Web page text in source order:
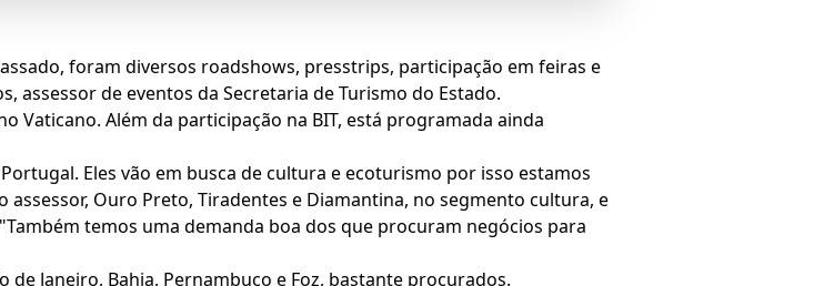
foram diversos roadshows, presstrips, participação em feiras e
assessor de eventos da Secretaria de Turismo do Estado.
Vaticano. Além da participação na BIT, está programada ainda
Eles vão em busca de cultura e ecoturismo por isso estamos
Ouro Preto, Tiradentes e Diamantina, no segmento cultura, e
temos uma demanda boa dos que procuram negócios para
Janeiro, Bahia, Pernambuco e Foz, bastante procurados.